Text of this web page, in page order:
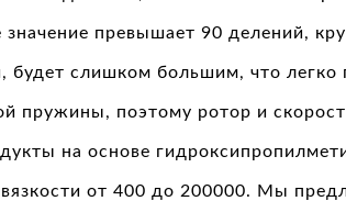
значение превышает 90 делений,
будет слишком большим, что легко
пружины, поэтому ротор и
на основе
от 400 до 200000. Мы